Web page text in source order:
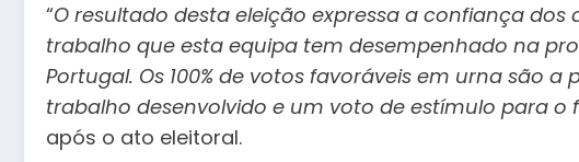
“O resultado desta eleição expressa a confiança
trabalho que esta equipa tem desempenhado na
Portugal. Os 100% de votos favoráveis em urna são
trabalho desenvolvido e um voto de estímulo para o
após o ato eleitoral.